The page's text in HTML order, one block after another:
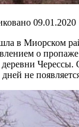
09.01.2020
в Миорском
о пропаже
не